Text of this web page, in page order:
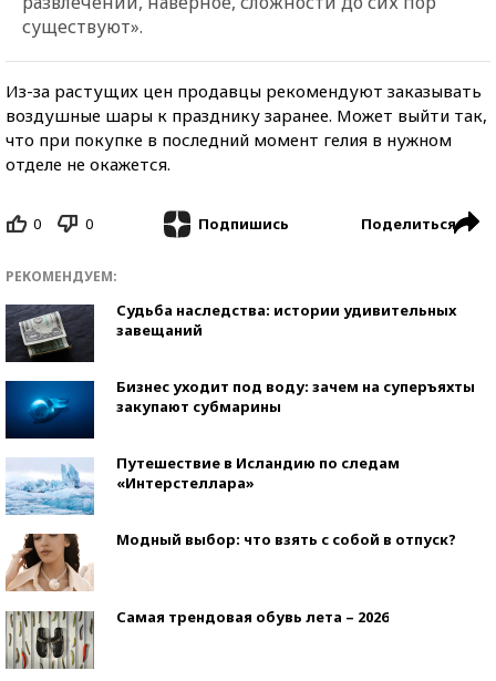
существуют».
Из-за растущих цен продавцы рекомендуют заказывать
воздушные шары к празднику заранее. Может выйти так,
что при покупке в последний момент гелия в нужном
отделе не окажется.
0 0 Подпишись Поделиться
РЕКОМЕНДУЕМ:
Судьба наследства: истории удивительных
завещаний
Бизнес уходит под воду: зачем на суперъяхты
закупают субмарины
Путешествие в Исландию по следам
«Интерстеллара»
Модный выбор: что взять с собой в отпуск?
Самая трендовая обувь лета – 2026